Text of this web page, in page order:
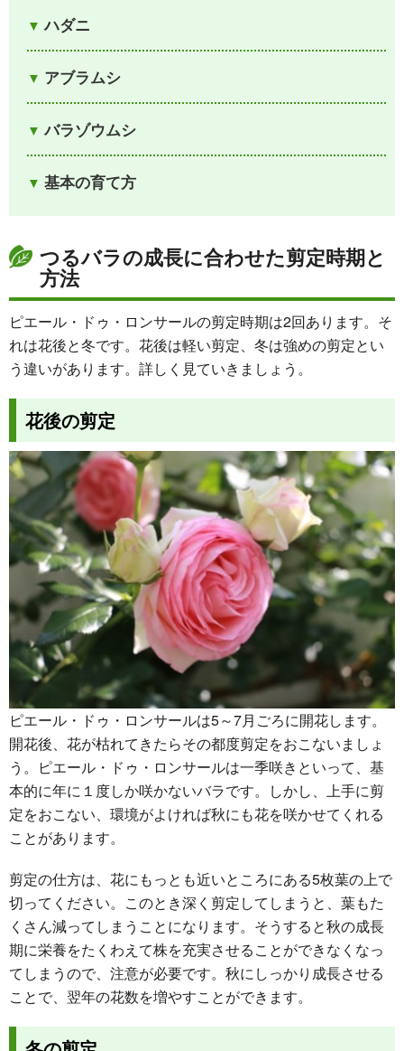
ハダニ
アブラムシ
バラゾウムシ
基本の育て方
つるバラの成長に合わせた剪定時期と
方法
ピエール・ドゥ・ロンサールの剪定時期は2回あります。そ
れは花後と冬です。花後は軽い剪定、冬は強めの剪定とい
う違いがあります。詳しく見ていきましょう。
花後の剪定
ピエール・ドゥ・ロンサールは5～7月ごろに開花します。
開花後、花が枯れてきたらその都度剪定をおこないましょ
う。ピエール・ドゥ・ロンサールは一季咲きといって、基
本的に年に１度しか咲かないバラです。しかし、上手に剪
定をおこない、環境がよければ秋にも花を咲かせてくれる
ことがあります。
剪定の仕方は、花にもっとも近いところにある5枚葉の上で
切ってください。このとき深く剪定してしまうと、葉もた
くさん減ってしまうことになります。そうすると秋の成長
期に栄養をたくわえて株を充実させることができなくなっ
てしまうので、注意が必要です。秋にしっかり成長させる
ことで、翌年の花数を増やすことができます。